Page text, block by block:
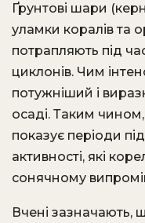
Ґрунтові шари
уламки коралів та
потрапляють під
циклонів. Чим
потужніший і
осаді. Таким
показує періоди
активності, які
сонячному
Вчені зазначають,